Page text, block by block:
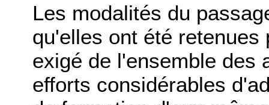
Les modalités du
qu'elles ont été
exigé de l'ensemble des
efforts considérables